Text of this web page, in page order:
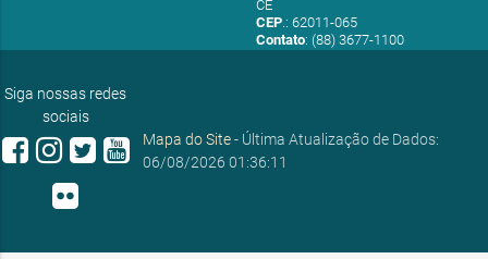
CE
CEP.: 62011-065
Contato: (88) 3677-1100
Siga nossas redes
sociais
Mapa do Site- Última Atualização de Dados:
06/08/2026 01:36:11